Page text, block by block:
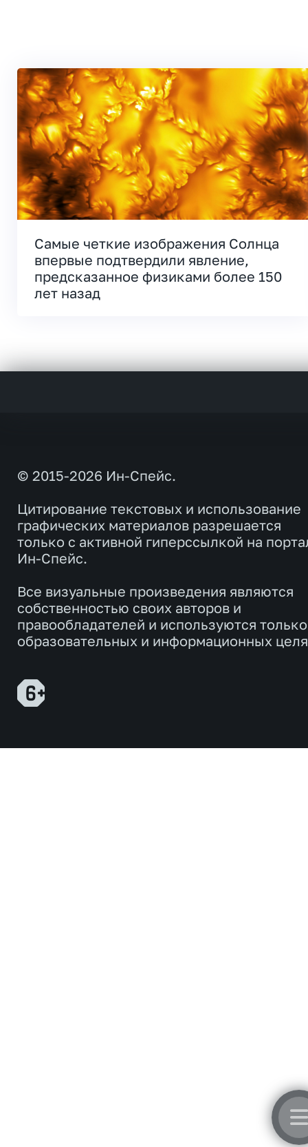
Самые четкие изображения Солнца
впервые подтвердили явление,
предсказанное физиками более 150
лет назад
© 2015-2026 Ин-Спейс.
Цитирование текстовых и использование
графических материалов разрешается
только с активной гиперссылкой на
Ин-Спейс.
Все визуальные произведения являются
собственностью своих авторов и
правообладателей и используются
образовательных и информационных